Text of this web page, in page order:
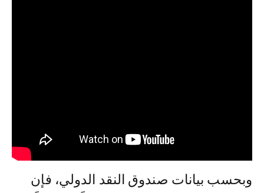
وبحسب بيانات صندوق النقد الدولي، فإن